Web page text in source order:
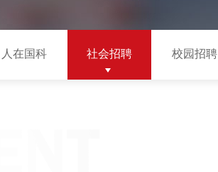
人在国科 社会招聘 校园招聘